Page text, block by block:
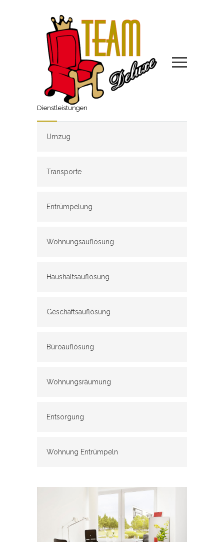
Dienstleistungen
Umzug
Transporte
Entrümpelung
Wohnungsauflösung
Haushaltsauflösung
Geschäftsauflösung
Büroauflösung
Wohnungsräumung
Entsorgung
Wohnung Entrümpeln